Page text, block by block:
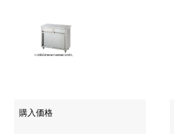
購入価格